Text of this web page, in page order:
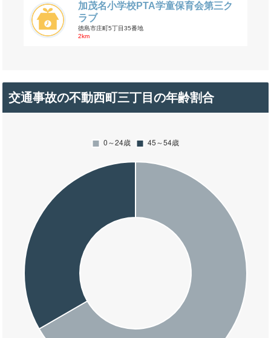
加茂名小学校PTA学童保育会第三ク
ラブ
徳島市庄町5丁目35番地
2km
交通事故の不動西町三丁目の年齢割合